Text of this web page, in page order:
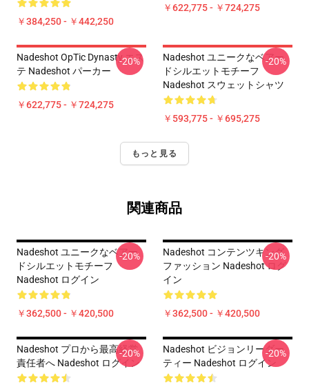
￥384,250 - ￥442,250
￥622,775 - ￥724,275
Nadeshot OpTic Dynasty エス
テ Nadeshot パーカー
￥622,775 - ￥724,275
-20%
Nadeshot ユニークなベアー
ドシルエットモチーフ
Nadeshot スウェットシャツ
￥593,775 - ￥695,275
-20%
もっと見る
関連商品
Nadeshot ユニークなベアー
ドシルエットモチーフ
Nadeshot ログイン
￥362,500 - ￥420,500
-20%
Nadeshot コンテンツキング
ファッション Nadeshot ログ
イン
￥362,500 - ￥420,500
-20%
Nadeshot プロから最高経営
責任者へ Nadeshot ログイン
-20%
Nadeshot ビジョンリーダー
ティー Nadeshot ログイン
-20%